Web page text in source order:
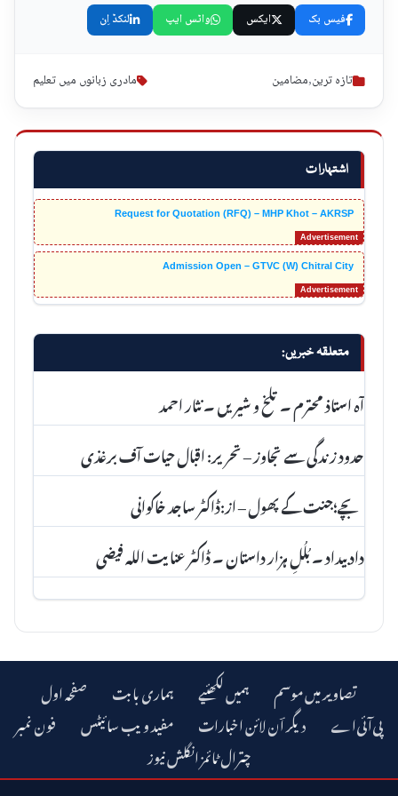
اشتہارات
Request for Quotation (RFQ) – MHP Khot – AKRSP
Admission Open – GTVC (W) Chitral City
متعلقہ خبریں:
آہ استاذ محترم ۔ تلخ و شیریں ۔ نثار احمد
حدود زندگی سے تجاوز – تحریر: اقبال حیات آف برغذی
بچے؛جنت کے پھول – از:ڈاکٹر ساجد خاکوانی
داد بیداد ۔ بُلُلِ ہزار داستان ۔ ڈاکٹر عنا یت اللہ فیضی
فیس بک ایکس واٹس ایپ لنکڈ اِن
تازہ ترین,مضامین مادری زبانوں میں تعلیم
صفحہ اول ہماری بابت ہمیں لکھئیے
تصاویر میں موسم
فون نمبر
مفید ویب سائیٹس دیگر اؔن لائن اخبارات
چترال ٹائمز انگلش نیوز